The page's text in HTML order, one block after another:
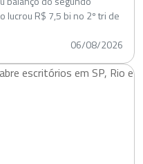
R$ 7,5 bi no 2º tri de
06/08/2026